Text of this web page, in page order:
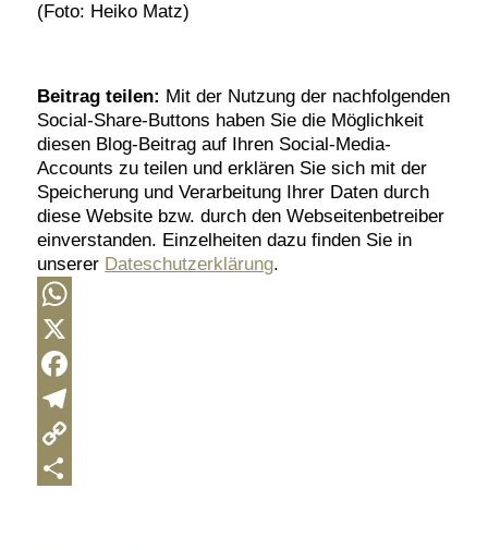
(Foto: Heiko Matz)
Beitrag teilen: Mit der Nutzung der nachfolgenden
Social-Share-Buttons haben Sie die Möglichkeit
diesen Blog-Beitrag auf Ihren Social-Media-
Accounts zu teilen und erklären Sie sich mit der
Speicherung und Verarbeitung Ihrer Daten durch
diese Website bzw. durch den Webseitenbetreiber
einverstanden. Einzelheiten dazu finden Sie in
unserer Dateschutzerklärung.
WhatsApp
X
Facebook
Telegram
Copy